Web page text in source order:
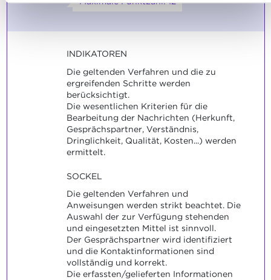
INDIKATOREN
Die geltenden Verfahren und die zu
ergreifenden Schritte werden
berücksichtigt.
Die wesentlichen Kriterien für die
Bearbeitung der Nachrichten (Herkunft,
Gesprächspartner, Verständnis,
Dringlichkeit, Qualität, Kosten...) werden
ermittelt.
SOCKEL
Die geltenden Verfahren und
Anweisungen werden strikt beachtet. Die
Auswahl der zur Verfügung stehenden
und eingesetzten Mittel ist sinnvoll.
Der Gesprächspartner wird identifiziert
und die Kontaktinformationen sind
vollständig und korrekt.
Die erfassten/gelieferten Informationen